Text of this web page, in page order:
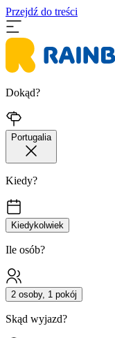
Przejdź do treści
Dokąd?
Portugalia
Kiedy?
Kiedykolwiek
Ile osób?
2 osoby, 1 pokój
Skąd wyjazd?